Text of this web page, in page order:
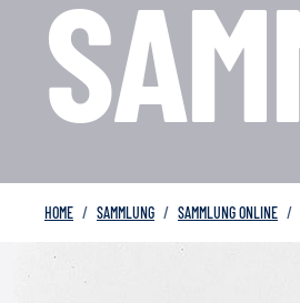
HOME SAMMLUNG SAMMLUNG ONLINE